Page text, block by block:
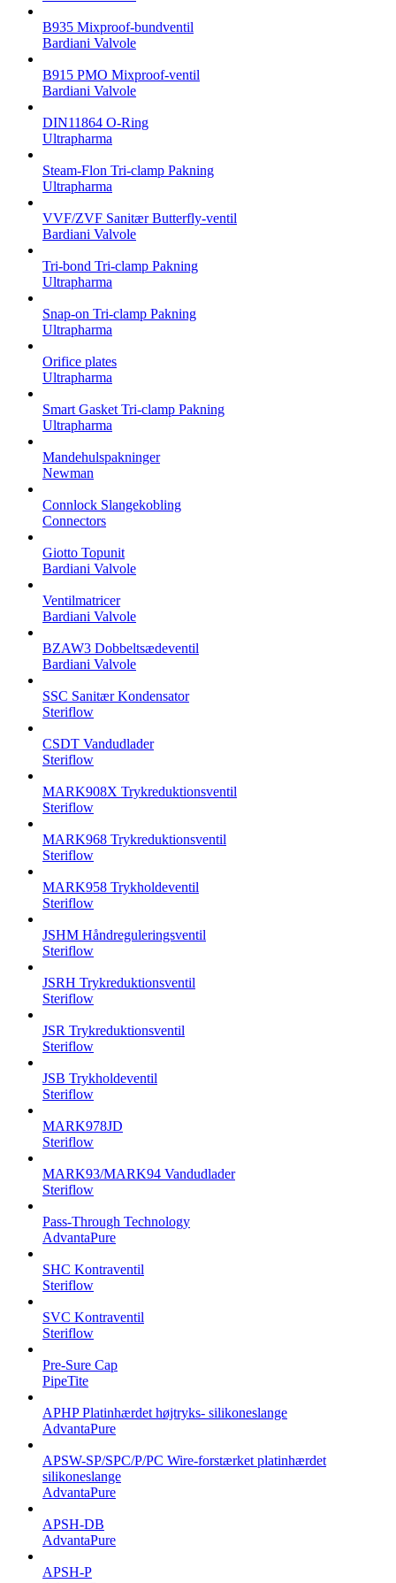
B935 Mixproof-bundventil
Bardiani Valvole
B915 PMO Mixproof-ventil
Bardiani Valvole
DIN11864 O-Ring
Ultrapharma
Steam-Flon Tri-clamp Pakning
Ultrapharma
VVF/ZVF Sanitær Butterfly-ventil
Bardiani Valvole
Tri-bond Tri-clamp Pakning
Ultrapharma
Snap-on Tri-clamp Pakning
Ultrapharma
Orifice plates
Ultrapharma
Smart Gasket Tri-clamp Pakning
Ultrapharma
Mandehulspakninger
Newman
Connlock Slangekobling
Connectors
Giotto Topunit
Bardiani Valvole
Ventilmatricer
Bardiani Valvole
BZAW3 Dobbeltsædeventil
Bardiani Valvole
SSC Sanitær Kondensator
Steriflow
CSDT Vandudlader
Steriflow
MARK908X Trykreduktionsventil
Steriflow
MARK968 Trykreduktionsventil
Steriflow
MARK958 Trykholdeventil
Steriflow
JSHM Håndreguleringsventil
Steriflow
JSRH Trykreduktionsventil
Steriflow
JSR Trykreduktionsventil
Steriflow
JSB Trykholdeventil
Steriflow
MARK978JD
Steriflow
MARK93/MARK94 Vandudlader
Steriflow
Pass-Through Technology
AdvantaPure
SHC Kontraventil
Steriflow
SVC Kontraventil
Steriflow
Pre-Sure Cap
PipeTite
APHP Platinhærdet højtryks- silikoneslange
AdvantaPure
APSW-SP/SPC/P/PC Wire-forstærket platinhærdet
silikoneslange
AdvantaPure
APSH-DB
AdvantaPure
APSH-P